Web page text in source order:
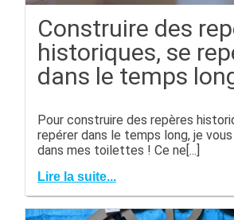
Construire des
historiques, se
dans le temps
Pour construire des repères
repérer dans le temps long, je
dans mes toilettes ! Ce ne[...]
Lire la suite...